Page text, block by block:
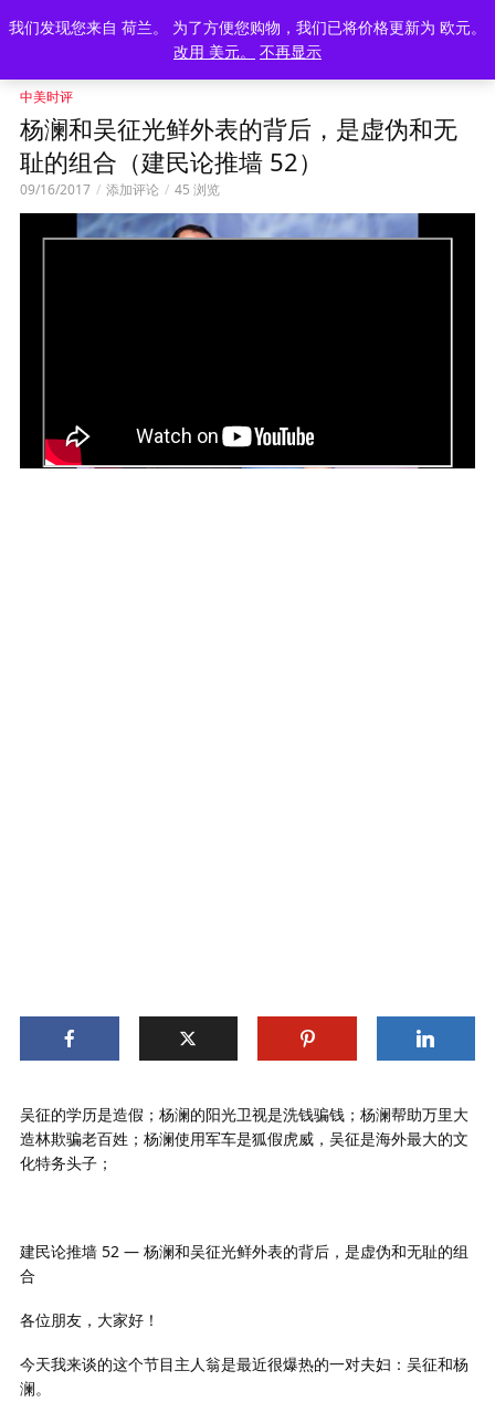
中美时评
杨澜和吴征光鲜外表的背后，是虚伪和无
耻的组合（建民论推墙 52）
09/16/2017 添加评论 45 浏览
吴征的学历是造假；杨澜的阳光卫视是洗钱骗钱；杨澜帮助万里大
造林欺骗老百姓；杨澜使用军车是狐假虎威，吴征是海外最大的文
化特务头子；
建民论推墙 52 — 杨澜和吴征光鲜外表的背后，是虚伪和无耻的组
合
各位朋友，大家好！
今天我来谈的这个节目主人翁是最近很爆热的一对夫妇：吴征和杨
澜。
我们发现您来自 荷兰。 为了方便您购物，我们已将价格更新为 欧元。
改用 美元。
不再显示